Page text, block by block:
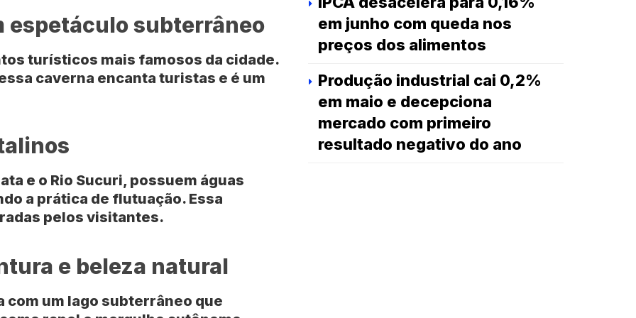
espetáculo subterrâneo
turísticos mais famosos da cidade.
caverna encanta turistas e é um
e o Rio Sucuri, possuem águas
a prática de flutuação. Essa
pelos visitantes.
e beleza natural
com um lago subterrâneo que
em junho com queda nos
preços dos alimentos
Produção industrial cai 0,2%
em maio e decepciona
mercado com primeiro
resultado negativo do ano